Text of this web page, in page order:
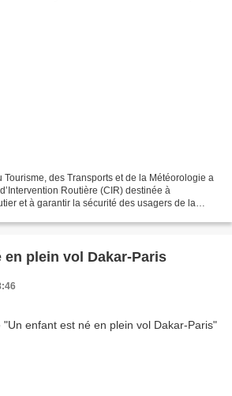
Tourisme, des Transports et de la Météorologie a
Routière (CIR) destinée à
et à garantir la sécurité des usagers de la
en plein vol Dakar-Paris